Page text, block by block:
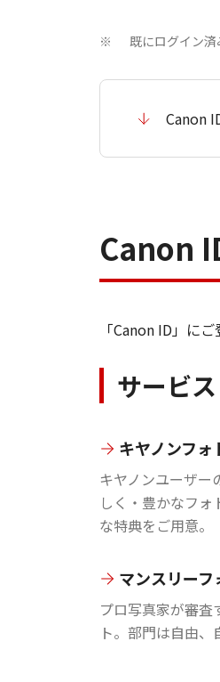
※ 既にログイン済
Canon
Canon
「Canon ID」に
サービス
キヤノンフォ
キヤノンユーザー
しく・豊かなフ
な特典をご用意。
マンスリー
プロ写真家が審査
ト。部門は自由、